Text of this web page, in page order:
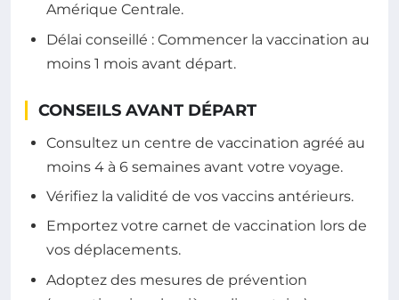
Amérique Centrale.
Délai conseillé : Commencer la vaccination au
moins 1 mois avant départ.
CONSEILS AVANT DÉPART
Consultez un centre de vaccination agréé au
moins 4 à 6 semaines avant votre voyage.
Vérifiez la validité de vos vaccins antérieurs.
Emportez votre carnet de vaccination lors de
vos déplacements.
Adoptez des mesures de prévention